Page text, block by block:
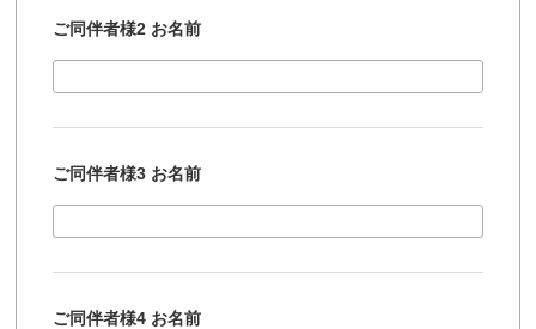
ご同伴者様2 お名前
ご同伴者様3 お名前
ご同伴者様4 お名前